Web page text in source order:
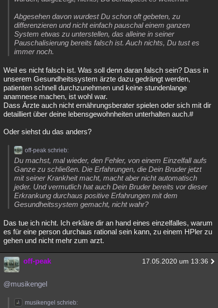
Abgesehen davon wurdest Du schon oft gebeten, zu
differenzieren und nicht einfach pauschal einem ganzen
System etwas zu unterstellen, das alleine in seiner
Pauschalisierung bereits falsch ist. Auch nichts, Du tust es
immer noch.
Weil es nicht falsch ist. Was soll denn daran falsch sein? Dass in
unserem Gesundheitssystem ärzte dazu gedrängt werden,
patienten schnell durchzunehmen und keine stundenlange
anamnese machen, ist wohl war.
Dass Ärzte auch nicht ernährungsberater spielen oder sich mit dir
detailliert über deine lebensgewohnheiten unterhalten auch.#
Oder siehst du das anders?
off-peak schrieb:
Du machst, mal wieder, den Fehler, von einem Einzelfall aufs
Ganze zu schließen. Die Erfahrungen, die Dein Bruder jetzt
mit seiner Krankheit macht, macht aber nicht automatisch
jeder. Und vermutlich hat auch Dein Bruder bereits vor dieser
Erkrankung durchaus positive Erfahrungen mit dem
Gesundheitssystem gemacht, nicht wahr?
Das tue ich nicht. Ich erkläre dir an hand eines einzelfalles, warum
es für eine person durchaus rational sein kann, zu einem HPler zu
gehen und nicht mehr zum arzt.
off-peak 17.05.2020 um 13:36
@musikengel
musikengel schrieb: